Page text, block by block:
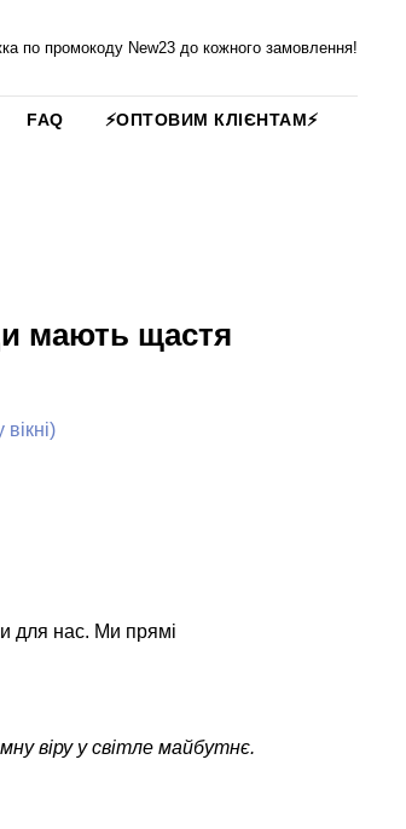
по промокоду New23 до кожного замовлення!
FAQ
⚡️ОПТОВИМ КЛІЄНТАМ⚡️
мають щастя
для нас. Ми прямі
віру у світле майбутнє.